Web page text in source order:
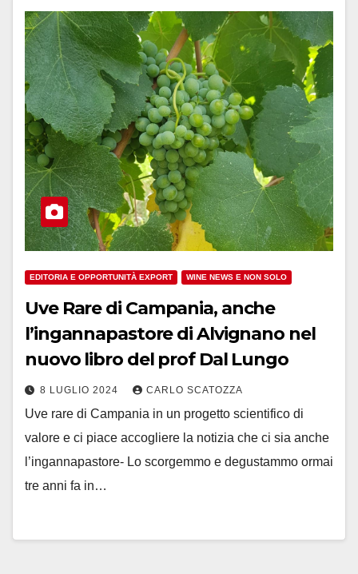
EDITORIA E OPPORTUNITÀ EXPORT WINE NEWS E NON SOLO
Uve Rare di Campania, anche
l’ingannapastore di Alvignano nel
nuovo libro del prof Dal Lungo
8 LUGLIO 2024 CARLO SCATOZZA
Uve rare di Campania in un progetto scientifico di
valore e ci piace accogliere la notizia che ci sia anche
l’ingannapastore- Lo scorgemmo e degustammo ormai
tre anni fa in…